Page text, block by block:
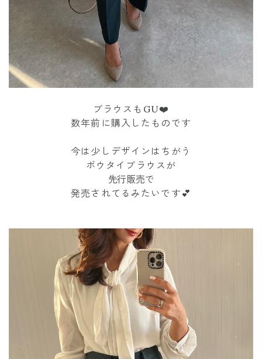
ブラウスもGU❤️
数年前に購入したものです
今は少しデザインはちがう
ボウタイブラウスが
先行販売で
発売されてるみたいです💕